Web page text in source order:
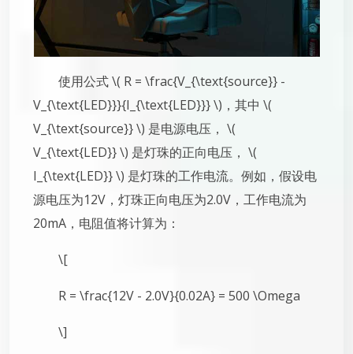
使用公式 \( R = \frac{V_{\text{source}} -
V_{\text{LED}}}{I_{\text{LED}}} \)，其中 \(
V_{\text{source}} \) 是电源电压， \(
V_{\text{LED}} \) 是灯珠的正向电压， \(
I_{\text{LED}} \) 是灯珠的工作电流。例如，假设电
源电压为12V，灯珠正向电压为2.0V，工作电流为
20mA，电阻值将计算为：
\[
R = \frac{12V - 2.0V}{0.02A} = 500 \Omega
\]